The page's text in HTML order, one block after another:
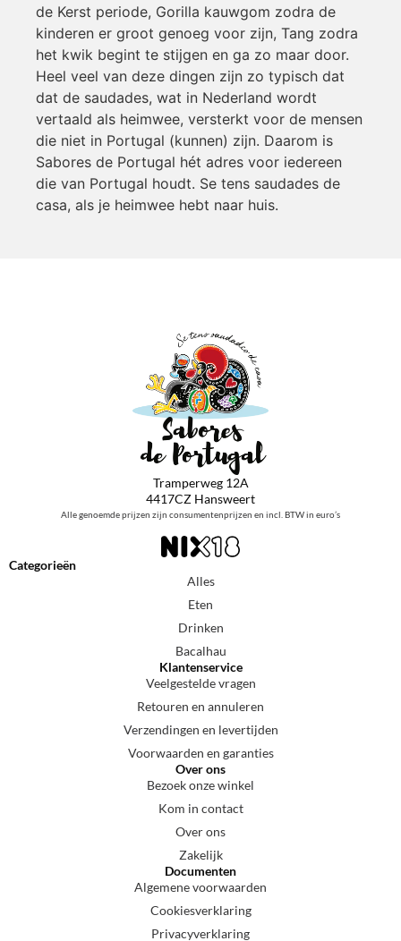
de Kerst periode, Gorilla kauwgom zodra de
kinderen er groot genoeg voor zijn, Tang zodra
het kwik begint te stijgen en ga zo maar door.
Heel veel van deze dingen zijn zo typisch dat
dat de saudades, wat in Nederland wordt
vertaald als heimwee, versterkt voor de mensen
die niet in Portugal (kunnen) zijn. Daarom is
Sabores de Portugal hét adres voor iedereen
die van Portugal houdt. Se tens saudades de
casa, als je heimwee hebt naar huis.
Tramperweg 12A
4417CZ Hansweert
Alle genoemde prijzen zijn consumentenprijzen en incl. BTW in euro’s
Categorieën
Alles
Eten
Drinken
Bacalhau
Klantenservice
Veelgestelde vragen
Retouren en annuleren
Verzendingen en levertijden
Voorwaarden en garanties
Over ons
Bezoek onze winkel
Kom in contact
Over ons
Zakelijk
Documenten
Algemene voorwaarden
Cookiesverklaring
Privacyverklaring